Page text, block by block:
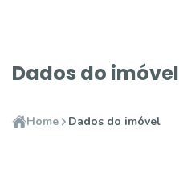
Dados do imóvel
Home Dados do imóvel